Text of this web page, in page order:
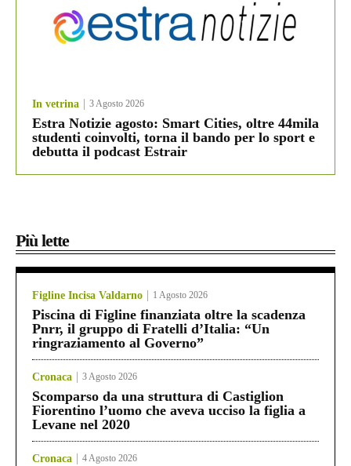
In vetrina 3 Agosto 2026
Estra Notizie agosto: Smart Cities, oltre 44mila
studenti coinvolti, torna il bando per lo sport e
debutta il podcast Estrair
Più lette
Figline Incisa Valdarno 1 Agosto 2026
Piscina di Figline finanziata oltre la scadenza
Pnrr, il gruppo di Fratelli d’Italia: “Un
ringraziamento al Governo”
Cronaca 3 Agosto 2026
Scomparso da una struttura di Castiglion
Fiorentino l’uomo che aveva ucciso la figlia a
Levane nel 2020
Cronaca 4 Agosto 2026